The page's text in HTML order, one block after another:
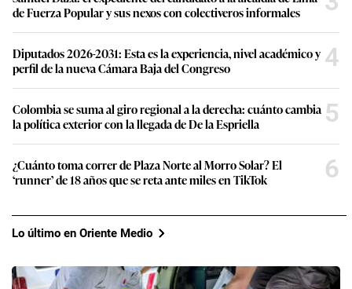
de Fuerza Popular y sus nexos con colectiveros informales
Diputados 2026-2031: Esta es la experiencia, nivel académico y
perfil de la nueva Cámara Baja del Congreso
4
Colombia se suma al giro regional a la derecha: cuánto cambia
la política exterior con la llegada de De la Espriella
5
¿Cuánto toma correr de Plaza Norte al Morro Solar? El
‘runner’ de 18 años que se reta ante miles en TikTok
6
Lo último en Oriente Medio